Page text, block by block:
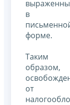
в
форме.
Таким
образом,
от